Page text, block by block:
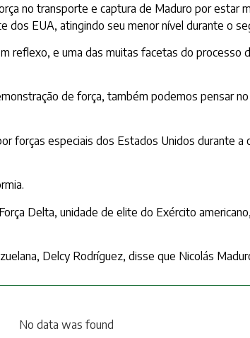
no transporte e captura de Maduro por estar
EUA, atingindo seu menor nível durante o
reflexo, e uma das muitas facetas do processo
de força, também podemos pensar
forças especiais dos Estados Unidos durante a
Delta, unidade de elite do Exército
Delcy Rodríguez, disse que Nicolás
No data was found